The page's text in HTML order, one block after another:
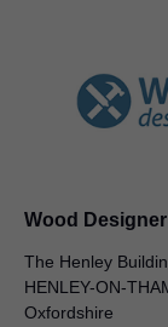
Wood
The Henley
HENLEY-ON-
Oxfordshire